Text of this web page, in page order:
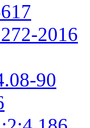
2016
90